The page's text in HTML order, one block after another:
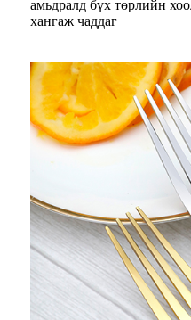
амьдралд бүх төрлийн
хангаж чаддаг